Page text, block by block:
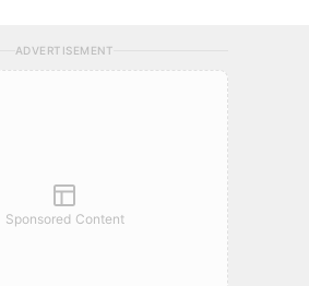
ADVERTISEMENT
Sponsored Content